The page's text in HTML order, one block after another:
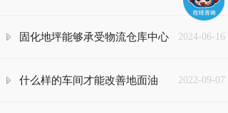
养护有哪些？
固化地坪能够承受物流仓库中心
的重压吗？
2024-06-16
什么样的车间才能改善地面油 2022-09-07